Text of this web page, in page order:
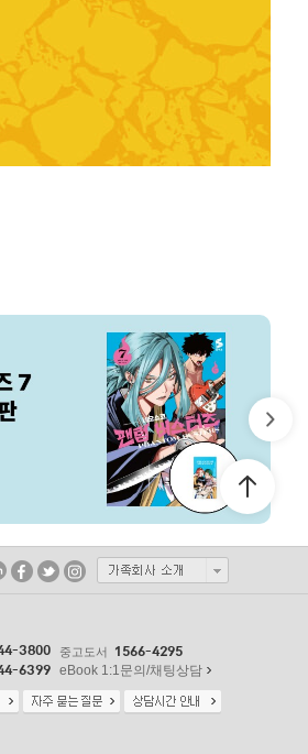
3800 중고도서 1566-4295
6399 eBook 1:1문의/채팅상담